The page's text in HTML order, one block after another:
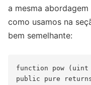
a mesma
como usamos na
bem semelhante:
function pow
public pure